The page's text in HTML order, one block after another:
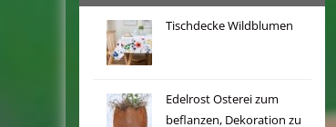
Tischdecke Wildblumen
Edelrost Osterei zum
beflanzen, Dekoration zu